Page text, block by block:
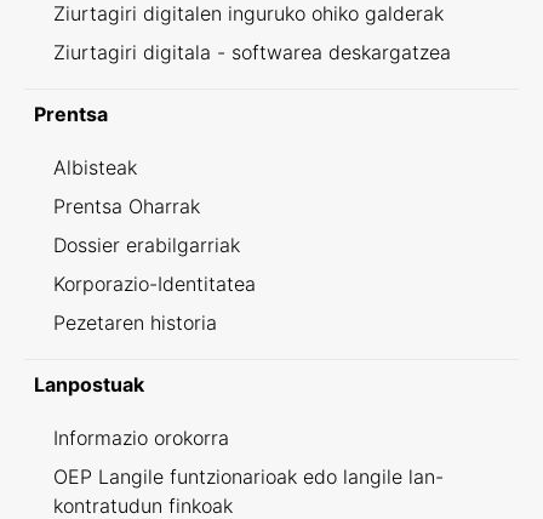
Ziurtagiri digitalen inguruko ohiko galderak
Ziurtagiri digitala - softwarea deskargatzea
Prentsa
Albisteak
Prentsa Oharrak
Dossier erabilgarriak
Korporazio-Identitatea
Pezetaren historia
Lanpostuak
Informazio orokorra
OEP Langile funtzionarioak edo langile lan-
kontratudun finkoak